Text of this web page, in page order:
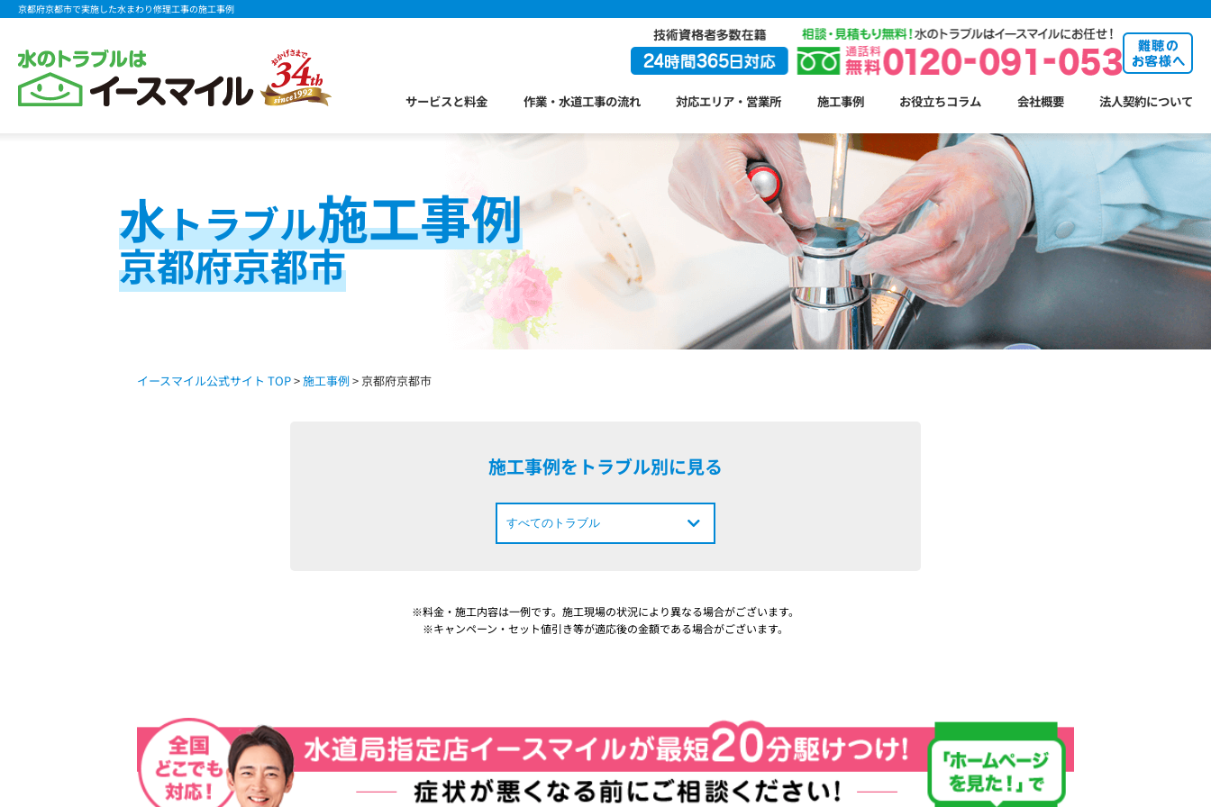
京都府京都市で実施した水まわり修理工事の施工事例
サービスと料金 作業・水道工事の流れ 対応エリア・営業所 施工事例 お役立ちコラム 会社概要 法人契約について
水トラブル施工事例
京都府京都市
イースマイル公式サイト TOP>施工事例 > 京都府京都市
施工事例をトラブル別に見る
※料金・施工内容は一例です。施工現場の状況により異なる場合がございます。
※キャンペーン・セット値引き等が適応後の金額である場合がございます。